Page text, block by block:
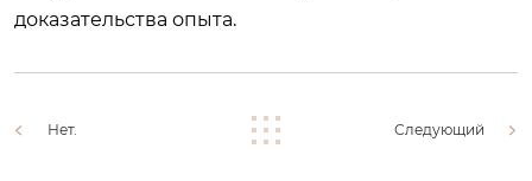
доказательства опыта.
Нет. Следующий